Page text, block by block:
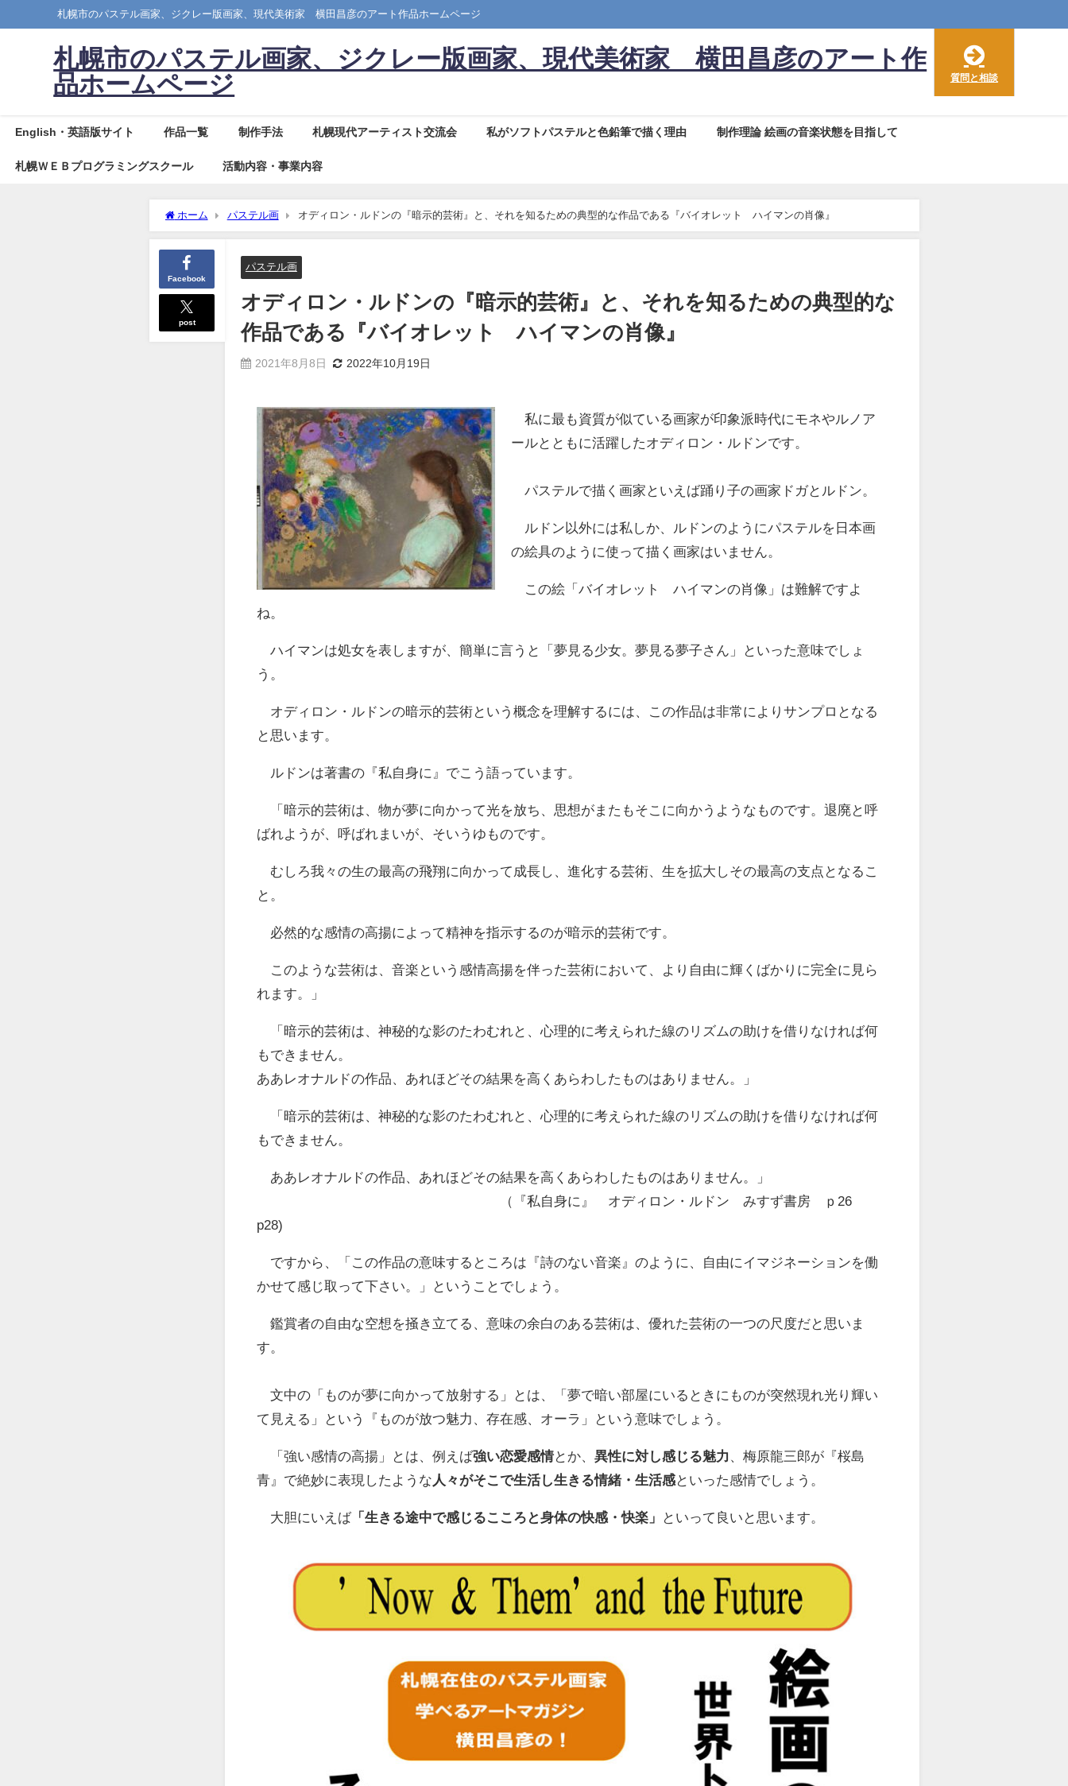
札幌市のパステル画家、ジクレー版画家、現代美術家 横田昌彦のアート作品ホームページ
札幌市のパステル画家、ジクレー版画家、現代美術家 横田昌彦のアート作
品ホームページ
質問と相談
English・英語版サイト 作品一覧 制作手法 札幌現代アーティスト交流会 私がソフトパステルと色鉛筆で描く理由 制作理論 絵画の音楽状態を目指して
札幌ＷＥＢプログラミングスクール 活動内容・事業内容
ホーム パステル画 オディロン・ルドンの『暗示的芸術』と、それを知るための典型的な作品である『バイオレット ハイマンの肖像』
Facebook
post
パステル画
オディロン・ルドンの『暗示的芸術』と、それを知るための典型的な
作品である『バイオレット ハイマンの肖像』
2021年8月8日 2022年10月19日
私に最も資質が似ている画家が印象派時代にモネやルノア
ールとともに活躍したオディロン・ルドンです。
パステルで描く画家といえば踊り子の画家ドガとルドン。
ルドン以外には私しか、ルドンのようにパステルを日本画
の絵具のように使って描く画家はいません。
この絵「バイオレット ハイマンの肖像」は難解ですよ
ね。
ハイマンは処女を表しますが、簡単に言うと「夢見る少女。夢見る夢子さん」といった意味でしょ
う。
オディロン・ルドンの暗示的芸術という概念を理解するには、この作品は非常によりサンプロとなる
と思います。
ルドンは著書の『私自身に』でこう語っています。
「暗示的芸術は、物が夢に向かって光を放ち、思想がまたもそこに向かうようなものです。退廃と呼
ばれようが、呼ばれまいが、そいうゆものです。
むしろ我々の生の最高の飛翔に向かって成長し、進化する芸術、生を拡大しその最高の支点となるこ
と。
必然的な感情の高揚によって精神を指示するのが暗示的芸術です。
このような芸術は、音楽という感情高揚を伴った芸術において、より自由に輝くばかりに完全に見ら
れます。」
「暗示的芸術は、神秘的な影のたわむれと、心理的に考えられた線のリズムの助けを借りなければ何
もできません。
ああレオナルドの作品、あれほどその結果を高くあらわしたものはありません。」
「暗示的芸術は、神秘的な影のたわむれと、心理的に考えられた線のリズムの助けを借りなければ何
もできません。
ああレオナルドの作品、あれほどその結果を高くあらわしたものはありません。」
（『私自身に』 オディロン・ルドン みすず書房 ｐ26
p28)
ですから、「この作品の意味するところは『詩のない音楽』のように、自由にイマジネーションを働
かせて感じ取って下さい。」ということでしょう。
鑑賞者の自由な空想を掻き立てる、意味の余白のある芸術は、優れた芸術の一つの尺度だと思いま
す。
文中の「ものが夢に向かって放射する」とは、「夢で暗い部屋にいるときにものが突然現れ光り輝い
て見える」という『ものが放つ魅力、存在感、オーラ」という意味でしょう。
「強い感情の高揚」とは、例えば強い恋愛感情とか、 異性に対し感じる魅力 、梅原龍三郎が『桜島
青』で絶妙に表現したような 人々がそこで生活し生きる情緒・生活感といった感情でしょう。
大胆にいえば「生きる途中で感じるこころと身体の快感・快楽」 といって良いと思います。